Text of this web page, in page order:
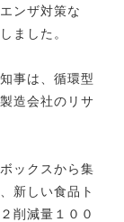
ンザ対策な
ました。
事は、循環型
造会社のリサ
ックスから集
新しい食品ト
削減量１００